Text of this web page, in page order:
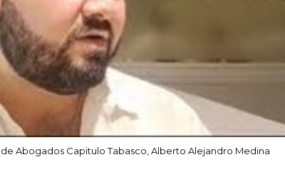
Abogados Capitulo Tabasco, Alberto Alejandro Medina